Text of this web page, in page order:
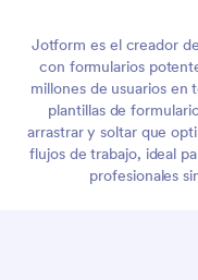
Jotform es el creador
con formularios
millones de usuarios
plantillas de
arrastrar y soltar que
flujos de trabajo, ideal
profesionales